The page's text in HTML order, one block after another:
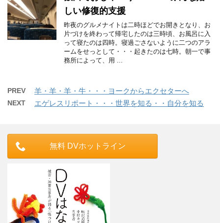
しい修復的支援
昨夜のグルメナイトは二時ほどでお開きとなり、お
片づけを終わって帰宅したのは三時頃、お風呂に入
って寝たのは四時。寝過ごさないように二つのアラ
ームをせっとして・・・起きたのは七時。朝一で事
務所によって、用 ...
PREV 羊・羊・羊・牛・・・ヨークからエクセターへ
NEXT エゲレスリポート・・・世界を知る・・自分を知る
無料 DVホットライン